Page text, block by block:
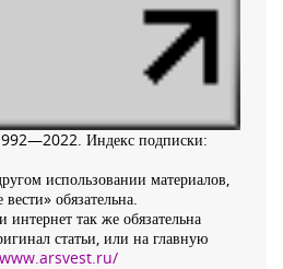
Индекс подписки:
использовании материалов,
обязательна.
так же обязательна
статьи, или на главную